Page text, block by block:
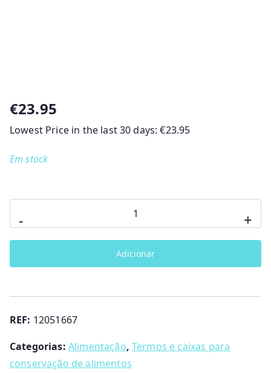
€23.95
Lowest Price in the last 30 days:€23.95
Em stock
-
de
Termo
-
TucTuc
+
Adicionar
REF: 12051667
Categorias: Alimentação,Termos e caixas para
conservação de alimentos